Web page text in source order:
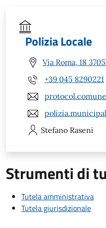
Polizia Locale
Via Roma, 18
+39 045 8290221
Stefano Raseni
Strumenti di
Tutela amministrativa
Tutela giurisdizionale